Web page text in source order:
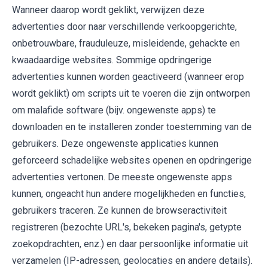
Wanneer daarop wordt geklikt, verwijzen deze
advertenties door naar verschillende verkoopgerichte,
onbetrouwbare, frauduleuze, misleidende, gehackte en
kwaadaardige websites. Sommige opdringerige
advertenties kunnen worden geactiveerd (wanneer erop
wordt geklikt) om scripts uit te voeren die zijn ontworpen
om malafide software (bijv. ongewenste apps) te
downloaden en te installeren zonder toestemming van de
gebruikers. Deze ongewenste applicaties kunnen
geforceerd schadelijke websites openen en opdringerige
advertenties vertonen. De meeste ongewenste apps
kunnen, ongeacht hun andere mogelijkheden en functies,
gebruikers traceren. Ze kunnen de browseractiviteit
registreren (bezochte URL's, bekeken pagina's, getypte
zoekopdrachten, enz.) en daar persoonlijke informatie uit
verzamelen (IP-adressen, geolocaties en andere details).